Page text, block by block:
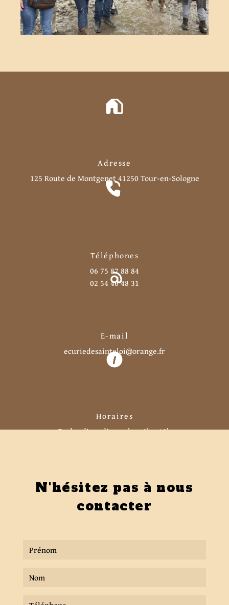
Adresse
125 Route de Montgenet41250 Tour-en-Sologne
Téléphones
06 75 87 88 84
02 54 46 48 31
E-mail
ecuriedesainteloi@orange.fr
Horaires
Du lundi au dimanche : 8h - 18h
N'hésitez pas à nous
contacter